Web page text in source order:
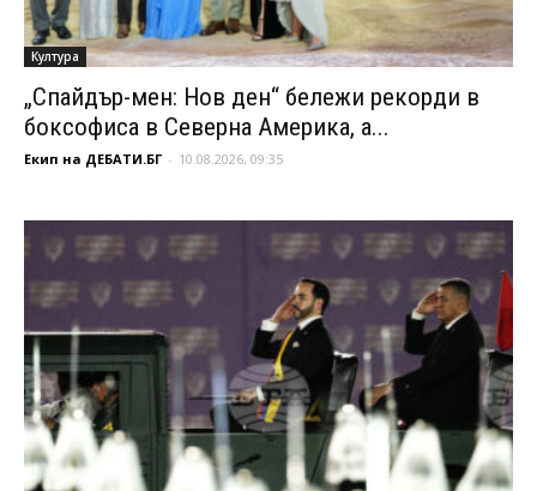
Култура
„Спайдър-мен: Нов ден“ бележи рекорди в
боксофиса в Северна Америка, а...
Екип на ДЕБАТИ.БГ - 10.08.2026, 09:35